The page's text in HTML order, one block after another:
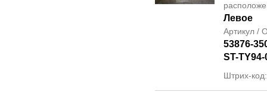
Левое
Артикул /
53876-
ST-
Штрих-